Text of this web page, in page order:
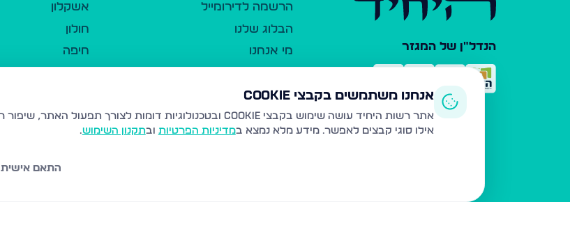
הנדל"ן של המגזר
הרשמה לדירומייל
הבלוג שלנו
מי אנחנו
כלי עזר
פרסום ברשות היחיד
משרדי תיווך
אשקלון
חולון
חיפה
נהריה
עמנואל
אנחנו משתמשים בקבצי Cookie
אתר רשות היחיד עושה שימוש בקבצי Cookie ובטכנולוגיות דומות לצורך תפעול האתר, שיפור חוויית המשתמש, ניתוח שימוש ושיווק מותאם.
אילו סוגי קבצים לאפשר. מידע מלא נמצא במדיניות הפרטיות ובתקנון השימוש.
התאם אישית